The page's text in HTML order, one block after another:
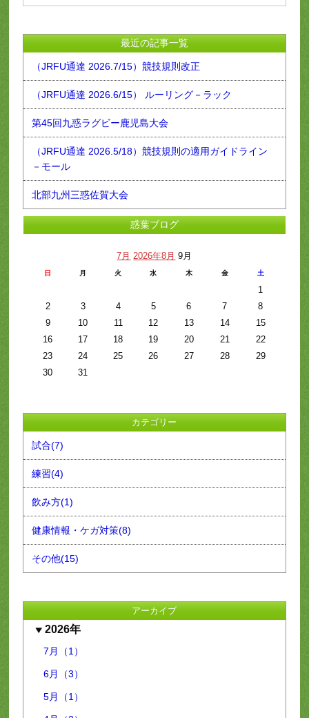
最近の記事一覧
（JRFU通達 2026.7/15）競技規則改正
（JRFU通達 2026.6/15） ルーリング－ラック
第45回九惑ラグビー鹿児島大会
（JRFU通達 2026.5/18）競技規則の適用ガイドライン
－モール
北部九州三惑佐賀大会
惑葉ブログ
7月 2026年8月 9月
日 月 火 水 木 金 土
1
2
3 4 5 6 7
8
9
10 11 12 13 14
15
16
17 18 19 20 21
22
23
24 25 26 27 28
29
30
31
カテゴリー
試合(7)
練習(4)
飲み方(1)
健康情報・ケガ対策(8)
その他(15)
アーカイブ
2026年
7月（1）
6月（3）
5月（1）